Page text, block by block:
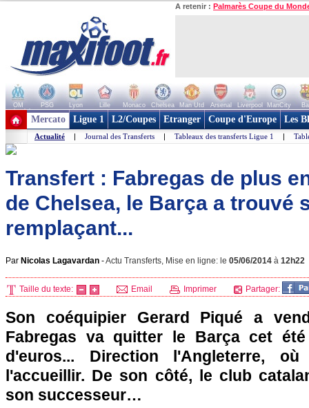
A retenir : Palmarès Coupe du
OM PSG Lyon Lille Monaco Chelsea Man Utd Arsenal Liverpool ManCity
+ de clubs
Mercato Ligue 1 L2/Coupes Etranger Coupe d'Europe Les
Actualité | Journal des Transferts | Tableaux des transferts Ligue 1 |
Transfert : Fabregas de plus
de Chelsea, le Barça a trouvé
remplaçant...
Par Nicolas Lagavardan -Actu Transferts, Mise en ligne: le 05/06/2014 à 12h22
Taille du texte: Email Imprimer Partager:
Son coéquipier Gerard Piqué a
Fabregas va quitter le Barça cet
d'euros... Direction l'Angleterre,
l'accueillir. De son côté, le club
son successeur…